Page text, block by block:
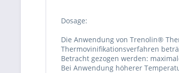
Dosage:
Die Anwendung von Trenolin®
Thermovinifikationsverfahren
Betracht gezogen werden:
Bei Anwendung höherer